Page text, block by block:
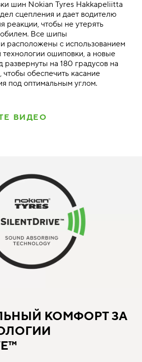
шин Nokian Tyres Hakkapeliitta
сцепления и дает водителю
реакции, чтобы не утерять
Все шипы
расположены с использованием
ошиповки, а новые
на 180 градусов на
обеспечить касание
под оптимальным углом.
ВИДЕО
КОМФОРТ ЗА